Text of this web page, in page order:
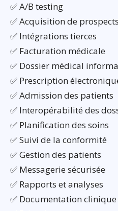
✅ A/B testing
✅ Acquisition de prospects
✅ Intégrations tierces
✅ Facturation médicale
✅ Dossier médical
✅ Prescription
✅ Admission des patients
✅ Interopérabilité des
✅ Planification des soins
✅ Suivi de la conformité
✅ Gestion des patients
✅ Messagerie sécurisée
✅ Rapports et analyses
✅ Documentation clinique